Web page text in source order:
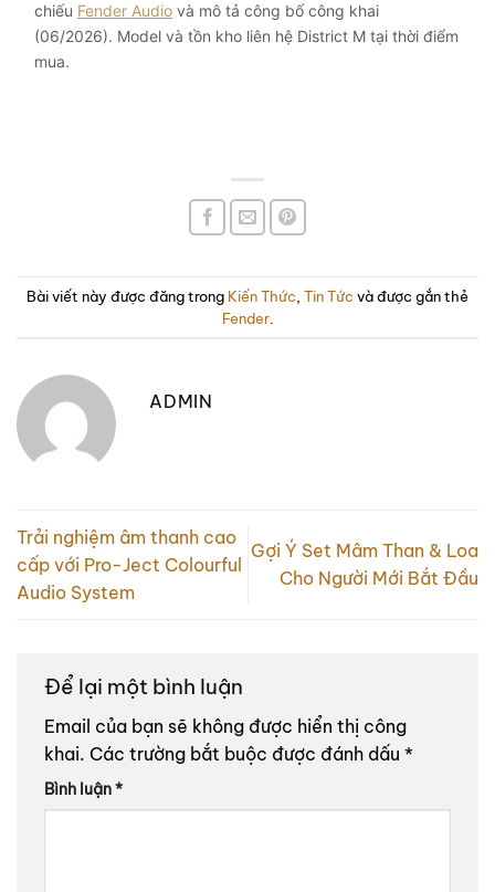
chiếu Fender Audio và mô tả công bố công khai
(06/2026). Model và tồn kho liên hệ District M tại thời điểm
mua.
Bài viết này được đăng trong Kiến Thức Tin Tức và được gắn thẻ
Fender.
ADMIN
Trải nghiệm âm thanh cao
cấp với Pro-Ject Colourful
Audio System
Gợi Ý Set Mâm Than & Loa
Cho Người Mới Bắt Đầu
Để lại một bình luận
Email của bạn sẽ không được hiển thị công
khai. Các trường bắt buộc được đánh dấu *
Bình luận*